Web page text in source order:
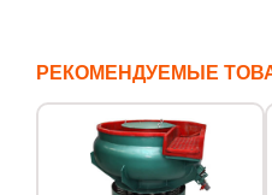
РЕКОМЕНДУЕМЫЕ